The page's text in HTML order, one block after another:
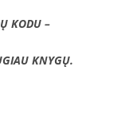
KODU –
KNYGŲ.